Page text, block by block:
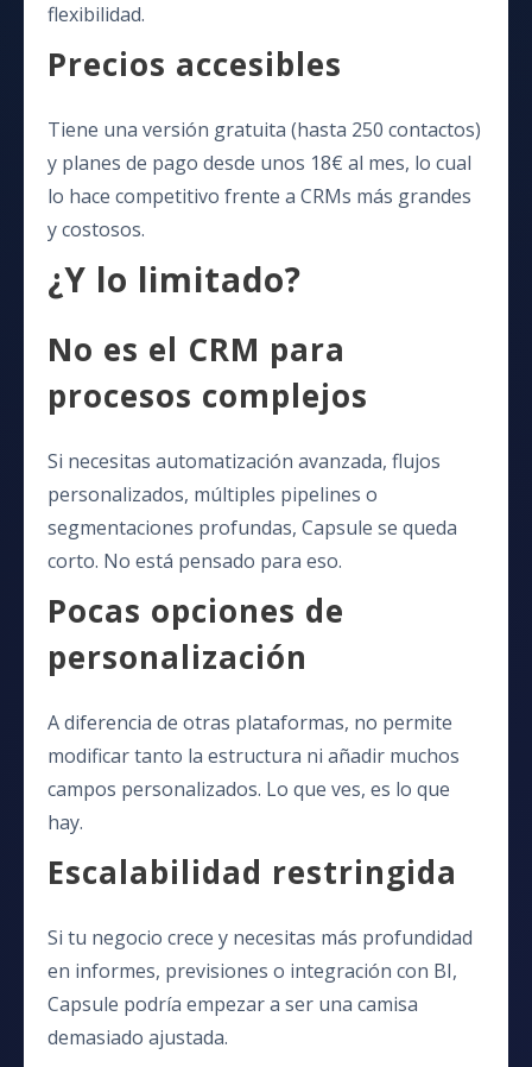
flexibilidad.
Precios accesibles
Tiene una versión gratuita (hasta 250 contactos)
y planes de pago desde unos 18€ al mes, lo cual
lo hace competitivo frente a CRMs más grandes
y costosos.
¿Y lo limitado?
No es el CRM para
procesos complejos
Si necesitas automatización avanzada, flujos
personalizados, múltiples pipelines o
segmentaciones profundas, Capsule se queda
corto. No está pensado para eso.
Pocas opciones de
personalización
A diferencia de otras plataformas, no permite
modificar tanto la estructura ni añadir muchos
campos personalizados. Lo que ves, es lo que
hay.
Escalabilidad restringida
Si tu negocio crece y necesitas más profundidad
en informes, previsiones o integración con BI,
Capsule podría empezar a ser una camisa
demasiado ajustada.